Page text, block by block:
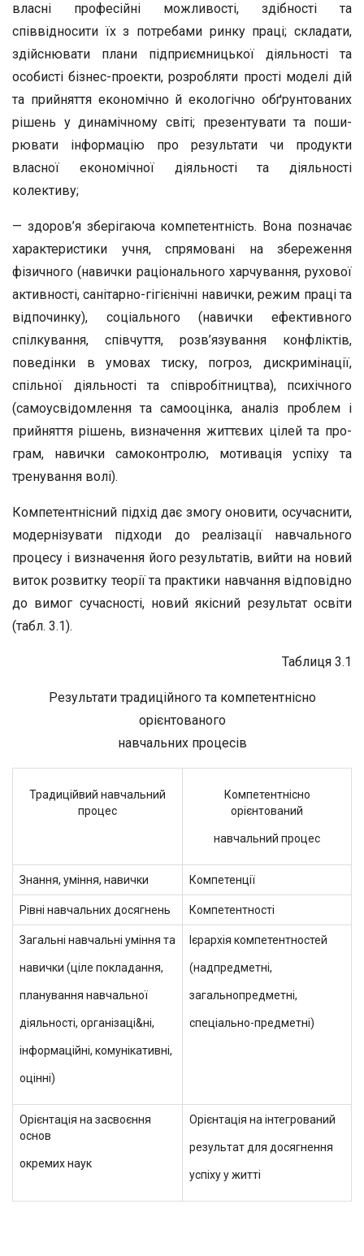
власні професійні можливості, здібності та
співвідносити їх з потребами рин­ку праці; складати,
здійснювати плани підприємницької діяльності та
особисті бізнес-проекти, розробляти прості моделі дій
та прийняття економічно й екологічно обґрун­тованих
рішень у динамічному світі; презентувати та поши­
рювати інформацію про результати чи продукти
власної економічної діяльності та діяльності
колективу;
— здоров’я зберігаюча компетентність. Вона позначає
характеристики учня, спрямовані на збереження
фізично­го (навички раціонального харчування, рухової
активності, санітарно-гігієнічні навички, режим праці та
відпочинку), соціального (навички ефективного
спілкування, співчуття, розв’язування конфліктів,
поведінки в умовах тиску, пог­роз, дискримінації,
спільної діяльності та співробітництва), психічного
(самоусвідомлення та самооцінка, аналіз проб­лем і
прийняття рішень, визначення життєвих цілей та про­
грам, навички самоконтролю, мотивація успіху та
тренуван­ня волі).
Компетентнісний підхід дає змогу оновити, осучаснити,
модернізувати підходи до реалізації навчального
процесу і визначення його результатів, вийти на новий
виток роз­витку теорії та практики навчання відповідно
до вимог су­часності, новий якісний результат освіти
(табл. 3.1).
Таблиця 3.1
Результати традиційного та компетентнісно
орієнтованого
навчальних процесів
Традиційвий навчальний
процес
Компетентнісно
орієнтований
навчальний процес
Знання, уміння, навички Компетенції
Рівні навчальних досягнень Компетентності
Загальні навчальні уміння та
навички (ціле покладання,
планування навчальної
діяльності, організаці&ні,
інформаційні, комунікативні,
оцінні)
Ієрархія компетентностей
(надпредметні,
загальнопредметні,
спеціально-предметні)
Орієнтація на засвоєння
основ
окремих наук
Орієнтація на інтегрований
результат для досягнення
успіху у житті